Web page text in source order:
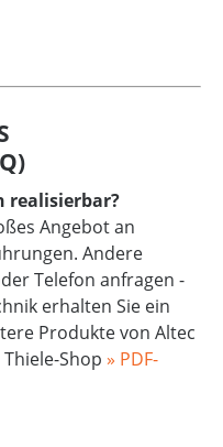
realisierbar?
Angebot an
Andere
Telefon anfragen -
erhalten Sie ein
Produkte von Altec
Shop » PDF-